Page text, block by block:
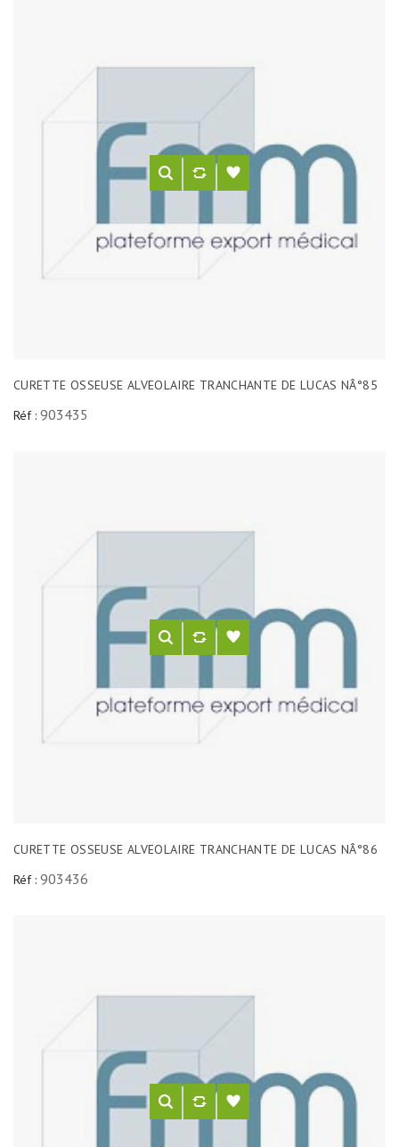
CURETTE OSSEUSE ALVEOLAIRE TRANCHANTE DE LUCAS NÂ°85
Réf : 903435
CURETTE OSSEUSE ALVEOLAIRE TRANCHANTE DE LUCAS NÂ°86
Réf : 903436